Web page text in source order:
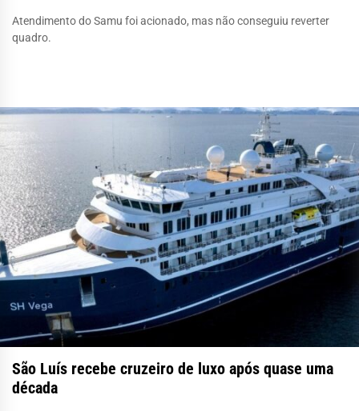
Atendimento do Samu foi acionado, mas não conseguiu reverter
quadro.
São Luís recebe cruzeiro de luxo após quase uma
década